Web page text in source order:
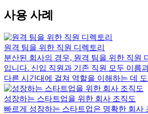
사용 사례
원격 팀을 위한 직원 디렉토리
분산된 회사의 경우, 원격 팀을 위한 직원
입니다. 신입 직원과 기존 직원 모두 이름
다른 시간대에 걸쳐 역할을 이해하는 데
성장하는 스타트업을 위한 회사 조직도
빠르게 성장하는 스타트업은 명확한 회사